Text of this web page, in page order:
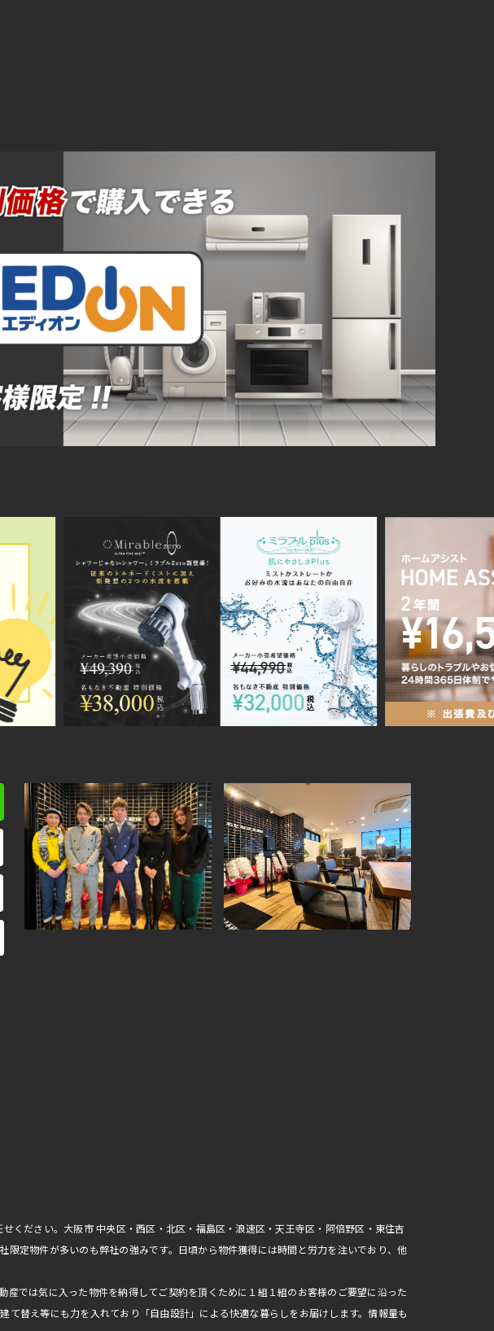
ださい。大阪市 中央区・西区・北区・福島区・浪速区・天王寺区・阿倍野区・東住吉
定物件が多いのも弊社の強みです。日頃から物件獲得には時間と労力を注いでおり、他
では気に入った物件を納得してご契約を頂くために１組１組のお客様のご要望に沿った
替え等にも力を入れており「自由設計」による快適な暮らしをお届けします。情報量も